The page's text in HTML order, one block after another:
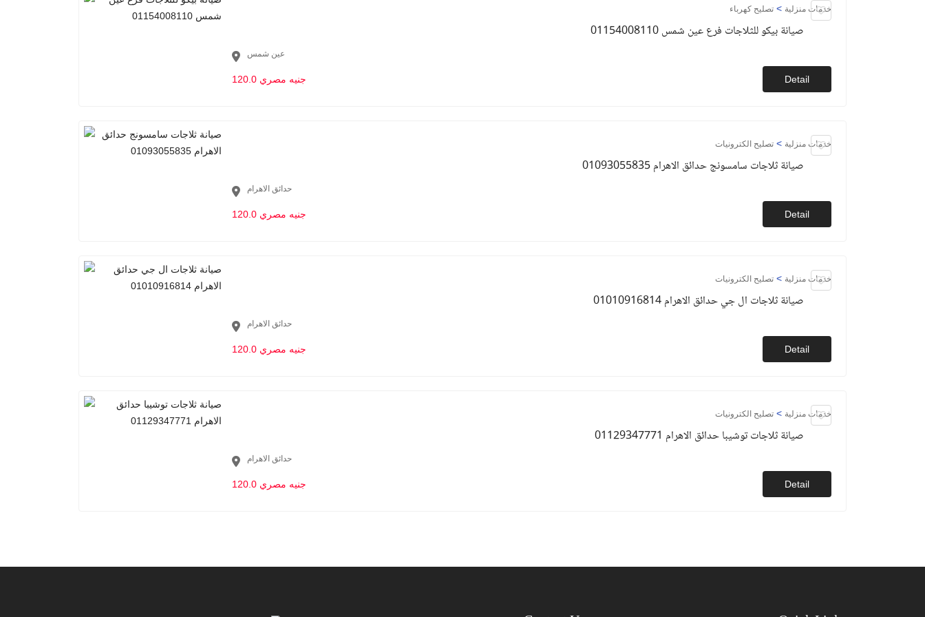
خدمات منزلية > تصليح كهرباء
صيانة بيكو للثلاجات فرع عين شمس 01154008110
عين شمس
120.0 جنيه مصري Detail
خدمات منزلية > تصليح الكترونيات
صيانة ثلاجات سامسونج حدائق الاهرام 01093055835
حدائق الاهرام
120.0 جنيه مصري Detail
خدمات منزلية > تصليح الكترونيات
صيانة ثلاجات ال جي حدائق الاهرام 01010916814
حدائق الاهرام
120.0 جنيه مصري Detail
خدمات منزلية > تصليح الكترونيات
صيانة ثلاجات توشيبا حدائق الاهرام 01129347771
حدائق الاهرام
120.0 جنيه مصري Detail